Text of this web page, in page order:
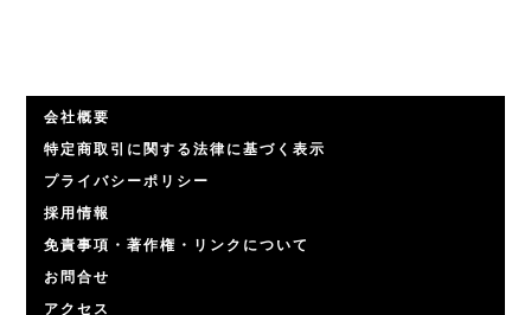
会社概要
特定商取引に関する法律に基づく表示
プライバシーポリシー
採用情報
免責事項・著作権・リンクについて
お問合せ
アクセス